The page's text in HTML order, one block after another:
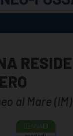
al Mare (IM)